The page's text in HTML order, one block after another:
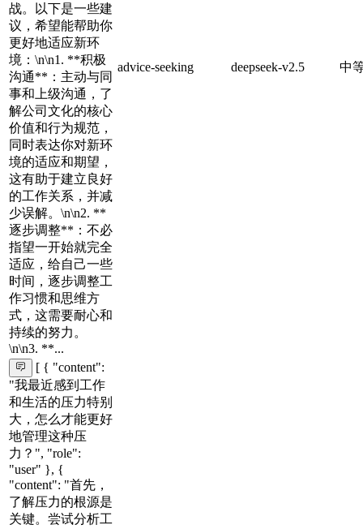
战。以下是一些建
议，希望能帮助你
更好地适应新环
境：\n\n1. **积极
沟通**：主动与同
事和上级沟通，了
解公司文化的核心
价值和行为规范，
同时表达你对新环
境的适应和期望，
这有助于建立良好
的工作关系，并减
少误解。\n\n2. **
逐步调整**：不必
指望一开始就完全
适应，给自己一些
时间，逐步调整工
作习惯和思维方
式，这需要耐心和
持续的努力。
\n\n3. **...
advice-seeking deepseek-v2.5 中
[ { "content":
"我最近感到工作
和生活的压力特别
大，怎么才能更好
地管理这种压
力？", "role":
"user" }, {
"content": "首先，
了解压力的根源是
关键。尝试分析工